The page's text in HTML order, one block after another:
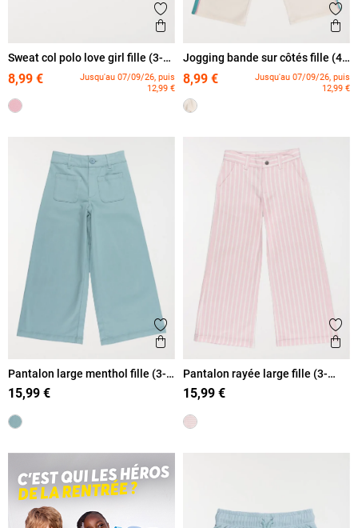
Ajouter aux favoris
Aperçu rapide
Sweat col polo love girl fille (3-
8,99 €
Jusqu'au 07/09/26, puis
12,99 €
Jogging bande sur côtés fille (4-
8,99 €
Jusqu'au 07/09/26, puis
12,99 €
Ajouter aux favoris
Aperçu rapide
Pantalon large menthol fille (3-
12A)
15,99 €
Pantalon rayée large fille (3-
12A)
15,99 €